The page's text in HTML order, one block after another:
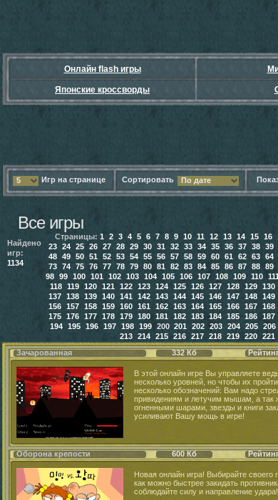
Онлайн flash игры
Японские кроссворды
5 Игр на странице Сортировать По дате
Все игры
Найдено
игр:
1134
Страницы: 1 2 3 4 5 6 7 8 9 10 11 12 13 14 15 16
23 24 25 26 27 28 29 30 31 32 33 34 35 36 37 38 39
48 49 50 51 52 53 54 55 56 57 58 59 60 61 62 63 64
73 74 75 76 77 78 79 80 81 82 83 84 85 86 87 88 89
98 99 100 101 102 103 104 105 106 107 108 109 110 111
118 119 120 121 122 123 124 125 126 127 128 129 130
137 138 139 140 141 142 143 144 145 146 147 148 149
156 157 158 159 160 161 162 163 164 165 166 167 168
175 176 177 178 179 180 181 182 183 184 185 186 187
194 195 196 197 198 199 200 201 202 203 204 205 206
213 214 215 216 217 218 219 220 221
Зачарованная
332 Кб
В этой онлайн игре Вы управляете
несколько уровней, но чтобы их
несколько обозначений: Вам надо
привидениям и летучим мышам, а так
огненными шарами, звезды и книги
усиливают Вашу мощь в игре!
Оборона крепости 600 Кб
Новая онлайн игра! Выбирайте своего
как можно быстрее закидать
соблюдайте силу и направление удара!